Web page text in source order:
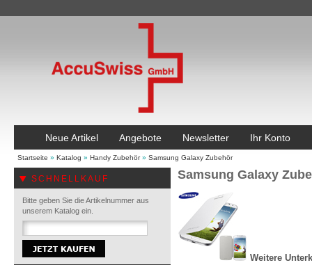
Neue Artikel Angebote Newsletter Ihr Konto
Startseite » Katalog » Handy Zubehör» Samsung Galaxy Zubehör
SCHNELLKAUF
Bitte geben Sie die Artikelnummer aus
unserem Katalog ein.
Samsung Galaxy
Weitere